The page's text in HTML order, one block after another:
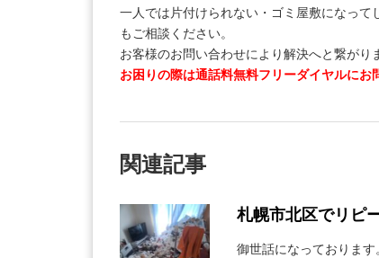
一人では片付けられない・ゴミ屋敷になっ
もご相談ください。
お客様のお問い合わせにより解決へと繋がり
お困りの際は通話料無料フリーダイヤルにお
関連記事
札幌市北区でリピ
御世話になっておりま